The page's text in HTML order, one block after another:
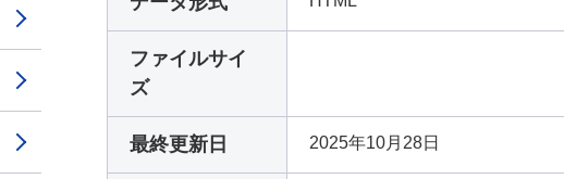
ファイルサイ
ズ
最終更新日 2025年10月28日